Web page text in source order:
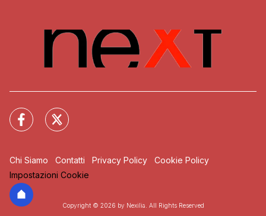
Chi Siamo Contatti Privacy Policy
Cookie Policy
Impostazioni Cookie
Copyright © 2026 by Nexilia. All Rights Reserved